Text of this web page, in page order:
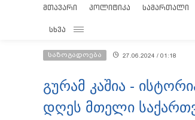
ᲛᲗᲐᲕᲐᲠᲘ ᲞᲝᲚᲘᲢᲘᲙᲐ ᲡᲐᲛᲐᲠᲗᲐᲚᲘ
ᲡᲮᲕᲐ
საზოგადოება 27.06.2024 / 01:18
გურამ კაშია -
დღეს მთელი